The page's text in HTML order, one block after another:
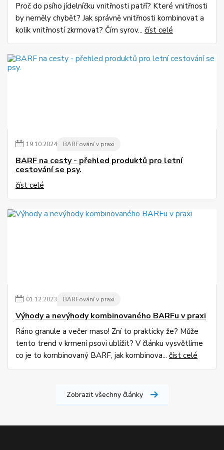
Proč do psího jídelníčku vnitřnosti patří? Které vnitřnosti
by neměly chybět? Jak správně vnitřnosti kombinovat a
kolik vnitřností zkrmovat? Čím syrov... číst celé
19.10.2024 BARFování v praxi
BARF na cesty - přehled produktů pro letní
cestování se psy.
číst celé
01.12.2023 BARFování v praxi
Výhody a nevýhody kombinovaného BARFu v praxi
Ráno granule a večer maso! Zní to prakticky že? Může
tento trend v krmení psovi ublížit? V článku vysvětlíme
co je to kombinovaný BARF, jak kombinova... číst celé
Zobrazit všechny články